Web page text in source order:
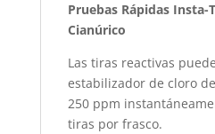
Pruebas Rápidas Insta-
Cianúrico
Las tiras reactivas
estabilizador de cloro
250 ppm
tiras por frasco.